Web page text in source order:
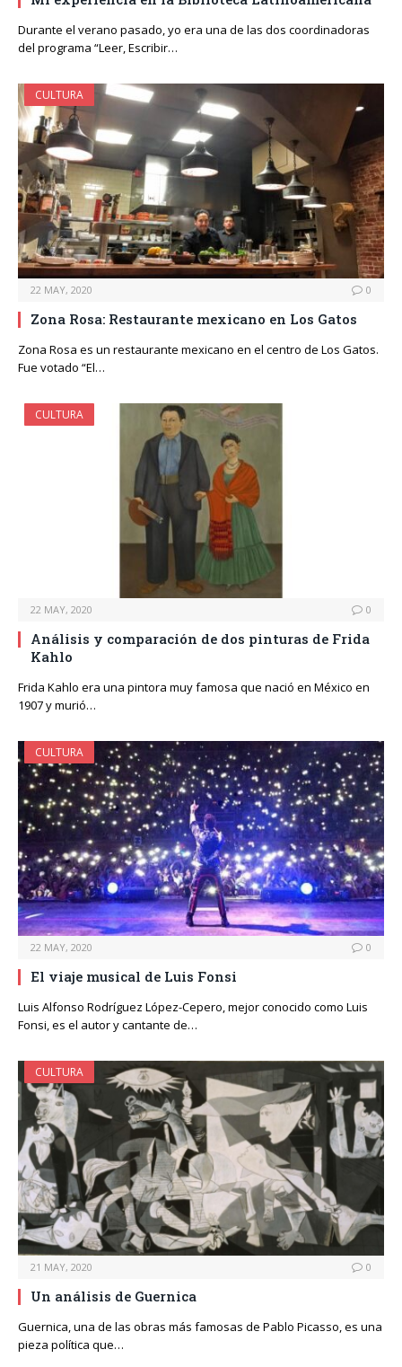
Durante el verano pasado, yo era una de las dos coordinadoras
del programa “Leer, Escribir…
CULTURA
22 MAY, 2020 0
Zona Rosa: Restaurante mexicano en Los Gatos
Zona Rosa es un restaurante mexicano en el centro de Los Gatos.
Fue votado “El…
CULTURA
22 MAY, 2020 0
Análisis y comparación de dos pinturas de Frida
Kahlo
Frida Kahlo era una pintora muy famosa que nació en México en
1907 y murió…
CULTURA
22 MAY, 2020 0
El viaje musical de Luis Fonsi
Luis Alfonso Rodríguez López-Cepero, mejor conocido como Luis
Fonsi, es el autor y cantante de…
CULTURA
21 MAY, 2020 0
Un análisis de Guernica
Guernica, una de las obras más famosas de Pablo Picasso, es una
pieza política que…